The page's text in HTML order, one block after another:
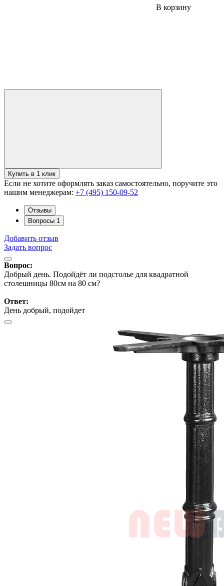
В корзину
Купить в 1 клик
Если не хотите оформлять заказ самостоятельно, поручите это
нашим менеджерам: +7 (495) 150-09-52
Отзывы
Вопросы 1
Добавить отзыв
Задать вопрос
Вопрос:
Добрый день. Подойдёт ли подстолье для квадратной
столешницы 80см на 80 см?
Ответ:
День добрый, подойдет